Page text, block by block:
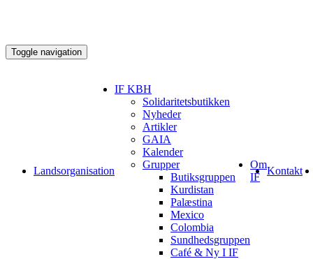
Toggle navigation
Landsorganisation
IF KBH
Solidaritetsbutikken
Nyheder
Artikler
GAIA
Kalender
Grupper
Butiksgruppen
Kurdistan
Palæstina
Mexico
Colombia
Sundhedsgruppen
Café & Ny I IF
Om
IF
Kontakt